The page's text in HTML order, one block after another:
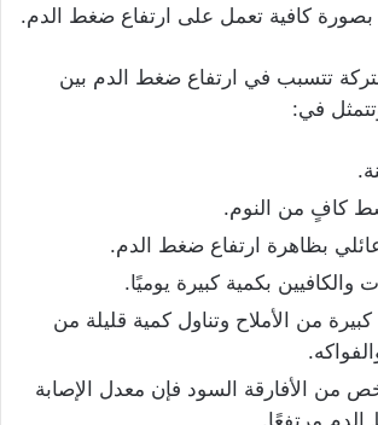
بصورة كافية تعمل على ارتفاع ضغط الدم.
تتسبب في ارتفاع ضغط الدم بين
في:
كافٍ من النوم.
بظاهرة ارتفاع ضغط الدم.
والكافيين بكمية كبيرة يوميًا.
من الأملاح وتناول كمية قليلة من
من الأفارقة السود فإن معدل الإصابة
الدم مرتفعًا.